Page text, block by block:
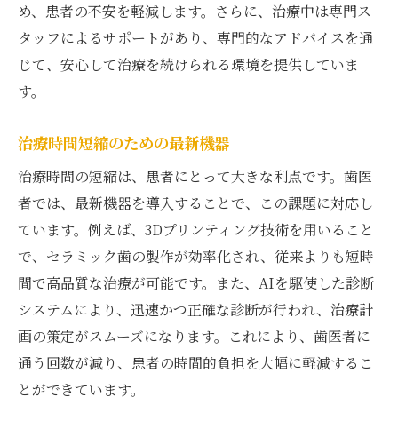
め、患者の不安を軽減します。さらに、治療中は専門ス
タッフによるサポートがあり、専門的なアドバイスを通
じて、安心して治療を続けられる環境を提供していま
す。
治療時間短縮のための最新機器
治療時間の短縮は、患者にとって大きな利点です。歯医
者では、最新機器を導入することで、この課題に対応し
ています。例えば、3Dプリンティング技術を用いること
で、セラミック歯の製作が効率化され、従来よりも短時
間で高品質な治療が可能です。また、AIを駆使した診断
システムにより、迅速かつ正確な診断が行われ、治療計
画の策定がスムーズになります。これにより、歯医者に
通う回数が減り、患者の時間的負担を大幅に軽減するこ
とができています。